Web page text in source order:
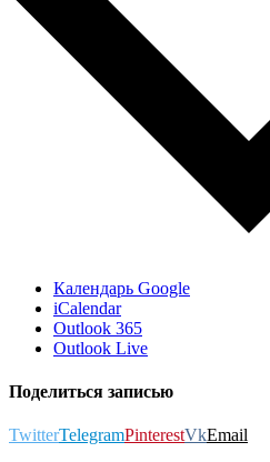
Календарь Google
iCalendar
Outlook 365
Outlook Live
Поделиться записью
TwitterTelegramPinterestVkEmail